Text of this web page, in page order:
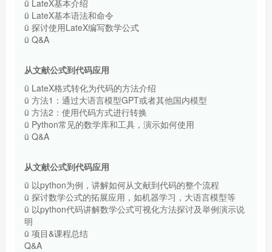
ü LateX基本介绍
ü LateX基本语法和命令
ü 探讨使用LateX编写数学公式
ü Q&A
从文献公式到代码应用
ü LateX格式转化为代码的方法介绍
ü 方法1：通过大语言模型GPT或者其他国内模型
ü 方法2：使用代码方式进行转换
ü Python常见的数学库和工具，演示如何使用
ü Q&A
从文献公式到代码应用
ü 以python为例，讲解如何从文献到代码的整个流程
ü 探讨数学公式的拓展应用，如机器学习，大语言模型等
ü 以python代码讲解数学公式可视化方法探讨及举例演示说
明
ü 项目&课程总结
Q&A